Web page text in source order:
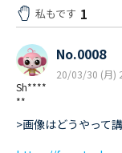
私もです 1
Sh****
**
No.0008
20/03/30 (月)
>画像はどうやって